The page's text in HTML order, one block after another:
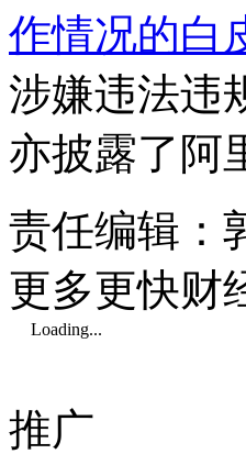
作情况的白
涉嫌违法违
亦披露了阿
责任编辑：
更多更快财
Loading...
推广